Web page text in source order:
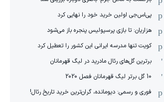
پی‌اس‌جی اولین خرید خود را نهایی کرد
هزاریان: تا بازی پرسپولیس پنجره باز می‌شود
کویت تنها مدرسه ایرانی این کشور را تعطیل کرد
برترین گل‌های رئال مادرید در لیگ قهرمانان
10 گل برتر لیگ قهرمانان فصل 2020
فوری و رسمی: دیومانده، گران‌ترین خرید تاریخ رئال!